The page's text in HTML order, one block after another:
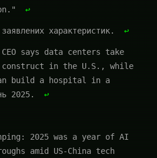
↩
характеристик. ↩
says data centers take
construct in the U.S., while
build a hospital in a
2025.
↩
2025 was a year of AI
amid US-China tech